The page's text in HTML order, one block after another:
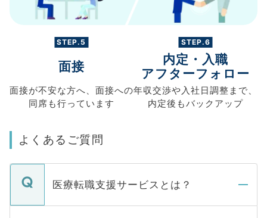
STEP.5
面接
面接が不安な方へ、 面接への
同席も行っています
STEP.6
内定・入職
アフターフォロー
年収交渉や入社日調整まで、
内定後もバックアップ
よくあるご質問
医療転職支援サービスとは？